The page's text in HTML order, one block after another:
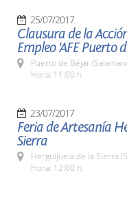
25/07/2017
Clausura de la
Empleo 'AFE Puerto
Puerto de Béjar
Hora: 11:00 h.
23/07/2017
Feria de Artesanía
Sierra
Herguijuela de la Sierra
Hora: 12:00 h.